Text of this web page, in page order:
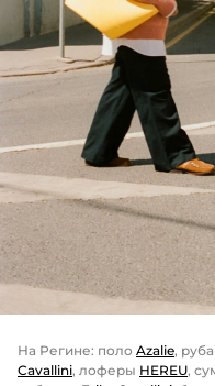
На Регине: поло Azalie,
Cavallini, лоферы HEREU,